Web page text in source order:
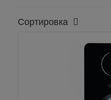
Сортировка